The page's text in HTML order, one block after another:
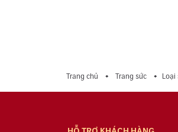
Trang chủ Trang sức